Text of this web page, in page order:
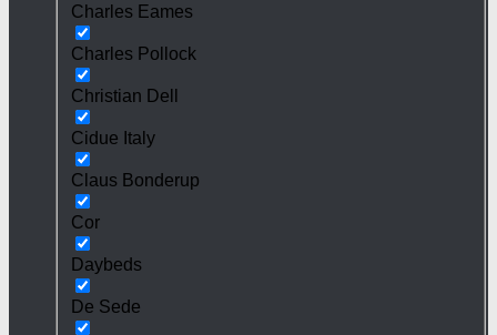
Charles Eames
Charles Pollock
Christian Dell
Cidue Italy
Claus Bonderup
Cor
Daybeds
De Sede